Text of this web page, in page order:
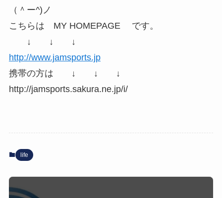
（＾ー^)ノ
こちらは MY HOMEPAGE です。
↓ ↓ ↓
http://www.jamsports.jp
携帯の方は ↓ ↓ ↓
http://jamsports.sakura.ne.jp/i/
life